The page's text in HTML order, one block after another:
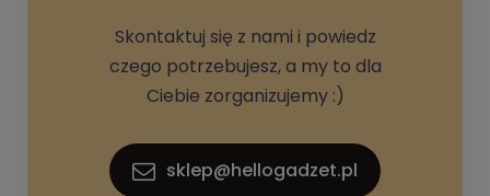
Skontaktuj się z nami i powiedz
czego potrzebujesz, a my to dla
Ciebie zorganizujemy :)
sklep@hellogadzet.pl